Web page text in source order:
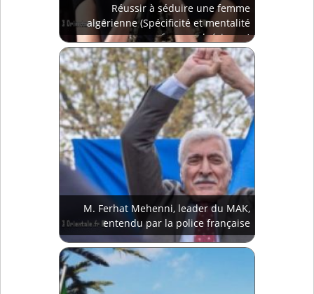
Réussir à séduire une femme
algérienne (Spécificité et mentalité
femme algérienne)
M. Ferhat Mehenni, leader du MAK,
entendu par la police française